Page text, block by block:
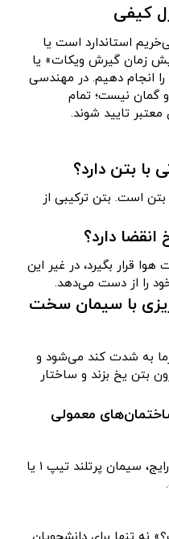
کیفی
استاندارد است یا
زمان گیرش ویکات» یا
انجام دهیم. در مهندسی
گمان نیست؛ تمام
تایید شوند.
است. بتن ترکیبی از
قرار بگیرد، در غیر این
را از دست می‌دهد.
با سیمان سخت
به شدت کند می‌شود و
بتن یخ بزند و ساختار
معمولی
برای اکثر ساختمان‌های مسکونی رایج، سیمان پرتلند تیپ ۱ یا